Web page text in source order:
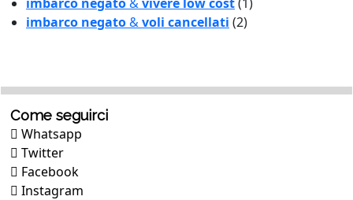
imbarco negato&voli cancellati (2)
Come seguirci
Whatsapp
Twitter
Facebook
Instagram